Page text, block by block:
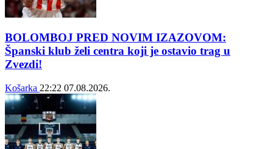
BOLOMBOJ PRED NOVIM IZAZOVOM:
Španski klub želi centra koji je ostavio trag u
Zvezdi!
Košarka 22:22 07.08.2026.